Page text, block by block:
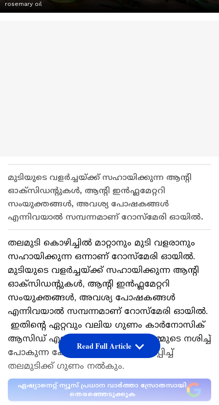
rosemary oil
മുടിയുടെ വളര്‍ച്ചയ്ക്ക് സഹായിക്കുന്ന ആൻ്റി
ഓക്‌സിഡൻ്റുകൾ, ആന്‍റി ഇൻഫ്ലമേറ്ററി
സംയുക്തങ്ങൾ, അവശ്യ പോഷകങ്ങൾ
എന്നിവയാൽ സമ്പന്നമാണ് റോസ്‌മേരി ഓയില്‍.
തലമുടി കൊഴിച്ചിൽ മാറ്റാനും മുടി വളരാനും
സഹായിക്കുന്ന ഒന്നാണ് റോസ്‌മേരി ഓയില്‍.
മുടിയുടെ വളര്‍ച്ചയ്ക്ക് സഹായിക്കുന്ന ആൻ്റി
ഓക്‌സിഡൻ്റുകൾ, ആന്‍റി ഇൻഫ്ലമേറ്ററി
സംയുക്തങ്ങൾ, അവശ്യ പോഷകങ്ങൾ
എന്നിവയാൽ സമ്പന്നമാണ് റോസ്‌മേരി ഓയില്‍.
ഇതിന്‍റെ ഏറ്റവും വലിയ ഗുണം കാര്‍നോസിക്
ആസിഡ് എന്ന ഘടകമാണ്. ഇത് നമ്മുടെ നശിച്ച്
പോകുന്ന കോശങ്ങളെ പുനര്‍ജീവിപ്പിച്ച്
തലമുടിക്ക് ഗുണം നല്‍കും.
ഏഷ്യാനെറ്റ് ന്യൂസ് പ്രധാന വാർത്താ സ്രോതസായി
തെരഞ്ഞെടുക്കുക
Read Full Article